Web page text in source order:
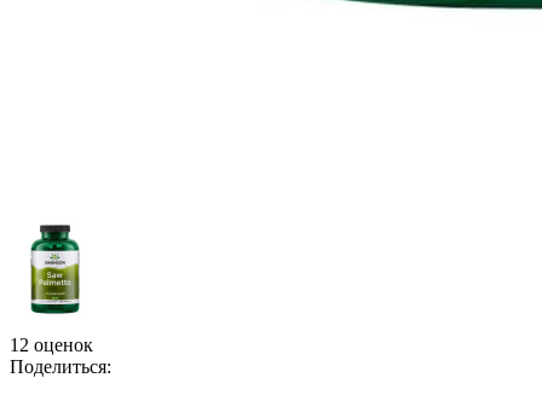
12 оценок
Поделиться: